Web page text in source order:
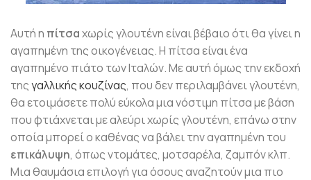
Αυτή η πίτσαχωρίς γλουτένη είναι βέβαιο ότι θα γίνει η
αγαπημένη της οικογένειας. Η πίτσα είναι ένα
αγαπημένο πιάτο των Ιταλών. Με αυτή όμως την εκδοχή
τηςγαλλικής κουζίνας, που δεν περιλαμβάνει γλουτένη,
θα ετοιμάσετε πολύ εύκολα μια νόστιμη πίτσα με βάση
που φτιάχνεται με αλεύρι χωρίς γλουτένη, επάνω στην
οποία μπορεί ο καθένας να βάλει την αγαπημένη του
επικάλυψη, όπως ντομάτες, μοτσαρέλα, ζαμπόν κλπ.
Μια θαυμάσια επιλογή για όσους αναζητούν μια πιο